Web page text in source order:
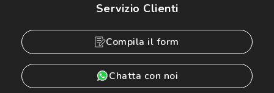
Servizio Clienti
Compila il form
Chatta con noi